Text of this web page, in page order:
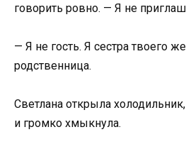
говорить ровно. — Я не
— Я не гость. Я сестра твоего
родственница.
Светлана открыла
и громко хмыкнула.